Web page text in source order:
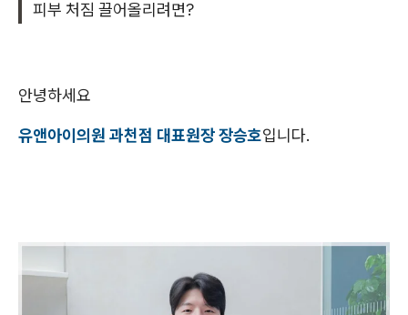
피부 처짐 끌어올리려면?
안녕하세요
유앤아이의원 과천점 대표원장 장승호입니다.